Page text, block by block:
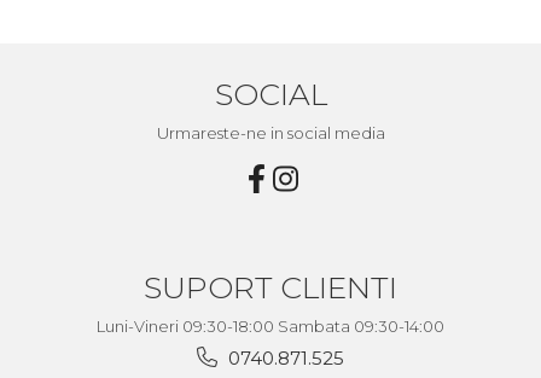
SOCIAL
Urmareste-ne in social media
SUPORT CLIENTI
Luni-Vineri 09:30-18:00 Sambata 09:30-14:00
0740.871.525